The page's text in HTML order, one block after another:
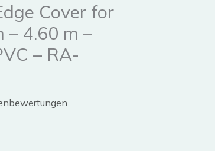
Cover for
– 4.60 m –
– RA-